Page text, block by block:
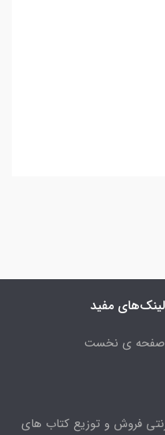
لینک‌های مفید
صفحه ی نخست
فروش و توزیع کتاب های